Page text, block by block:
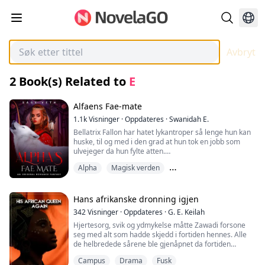
Avbryt
2 Book(s) Related to E
Alfaens Fae-mate
1.1kVisninger ·Oppdateres ·Swanidah E.
Bellatrix Fallon har hatet lykantroper så lenge hun kan
huske, til og med i den grad at hun tok en jobb som
ulvejeger da hun fylte atten.
til foreldrenes mystiske død, må Bellatrix ta på seg en
vinterflokken, spesielt Alfa Alec av nevnte vinterflokk.
Det burde sannsynligvis ha vært en enkel oppgave, helt
til hun begynner å forelske seg i denne ødelagte
lykantropen.
Det stopper ikke der, for hendelser rundt henne
begynner å avsløre hemmeligheter og sannheter om
henne selv og lykantropene som hun aldri kunne ha
Alpha
Magisk verden
Hans afrikanske dronning igjen
342Visninger ·Oppdateres ·G. E. Keilah
Hjertesorg, svik og ydmykelse måtte Zawadi forsone
seg med alt som hadde skjedd i fortiden hennes. Alle
de helbredede sårene ble gjenåpnet da fortiden
Nå må hun finne ut hva hennes neste steg skal være
Campus Drama Fusk